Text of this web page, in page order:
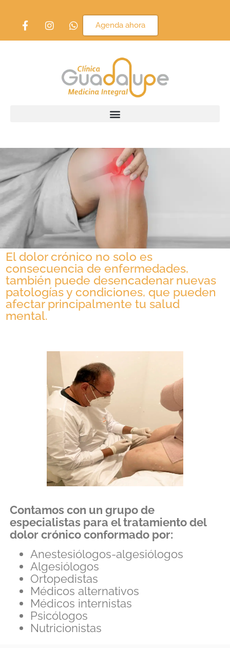
Agenda ahora
El dolor crónico no solo es
consecuencia de enfermedades,
también puede desencadenar nuevas
patologías y condiciones, que pueden
afectar principalmente tu salud
mental.
Contamos con un grupo de
especialistas para el tratamiento del
dolor crónico conformado por:
Anestesiólogos-algesiólogos
Algesiólogos
Ortopedistas
Médicos alternativos
Médicos internistas
Psicólogos
Nutricionistas